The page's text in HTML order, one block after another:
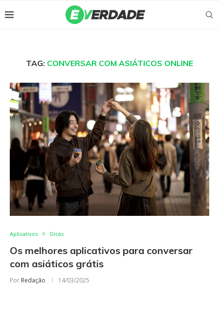
TAG: CONVERSAR COM ASIÁTICOS ONLINE
Aplicativos Dicas
Os melhores aplicativos para conversar
com asiáticos grátis
Por Redação 14/03/2025